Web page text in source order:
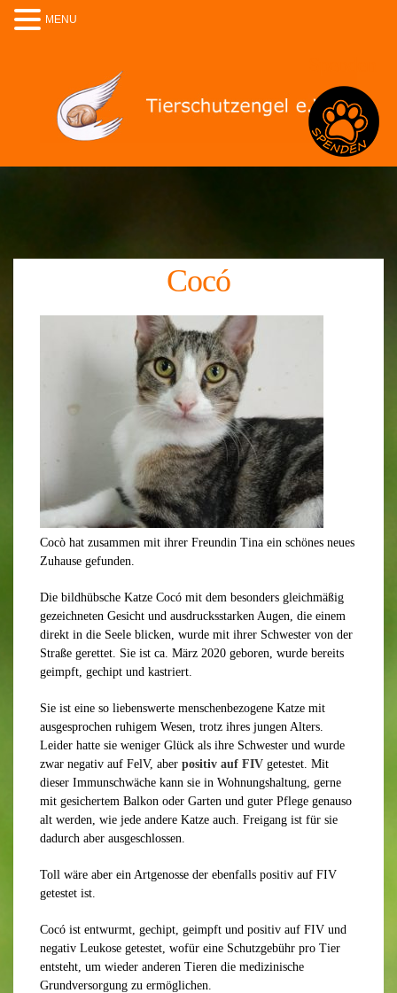
Cocó
Cocò hat zusammen mit ihrer Freundin Tina ein schönes neues
Zuhause gefunden.
Die bildhübsche Katze Cocó mit dem besonders gleichmäßig
gezeichneten Gesicht und ausdrucksstarken Augen, die einem
direkt in die Seele blicken, wurde mit ihrer Schwester von der
Straße gerettet. Sie ist ca. März 2020 geboren, wurde bereits
geimpft, gechipt und kastriert.
Sie ist eine so liebenswerte menschenbezogene Katze mit
ausgesprochen ruhigem Wesen, trotz ihres jungen Alters.
Leider hatte sie weniger Glück als ihre Schwester und wurde
zwar negativ auf FelV, aber positiv auf FIV getestet. Mit
dieser Immunschwäche kann sie in Wohnungshaltung, gerne
mit gesichertem Balkon oder Garten und guter Pflege genauso
alt werden, wie jede andere Katze auch. Freigang ist für sie
dadurch aber ausgeschlossen.
Toll wäre aber ein Artgenosse der ebenfalls positiv auf FIV
getestet ist.
Cocó ist entwurmt, gechipt, geimpft und positiv auf FIV und
negativ Leukose getestet, wofür eine Schutzgebühr pro Tier
entsteht, um wieder anderen Tieren die medizinische
Grundversorgung zu ermöglichen.
MENU